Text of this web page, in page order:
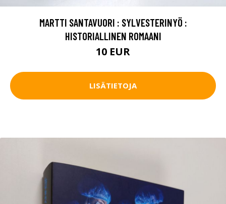
MARTTI SANTAVUORI : SYLVESTERINYÖ :
HISTORIALLINEN ROMAANI
10 EUR
LISÄTIETOJA